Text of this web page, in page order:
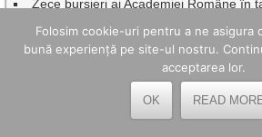
Zece bursieri ai Academiei Române în
Green Line Valea Jiului: Toleranță
intimidări și comportamente agresive
Dr.ing. Benor Voicescu, împreună cu o
Folosim cookie-uri pentru a ne asigura
bună experiență pe site-ul nostru.
acceptarea lor.
OK READ